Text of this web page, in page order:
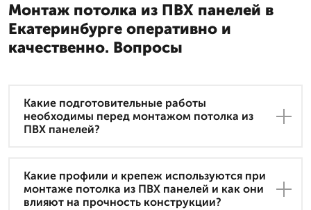
Монтаж потолка из ПВХ панелей в
Екатеринбурге оперативно и
качественно. Вопросы
Какие подготовительные работы
необходимы перед монтажом потолка из
ПВХ панелей?
Какие профили и крепеж используются при
монтаже потолка из ПВХ панелей и как они
влияют на прочность конструкции?